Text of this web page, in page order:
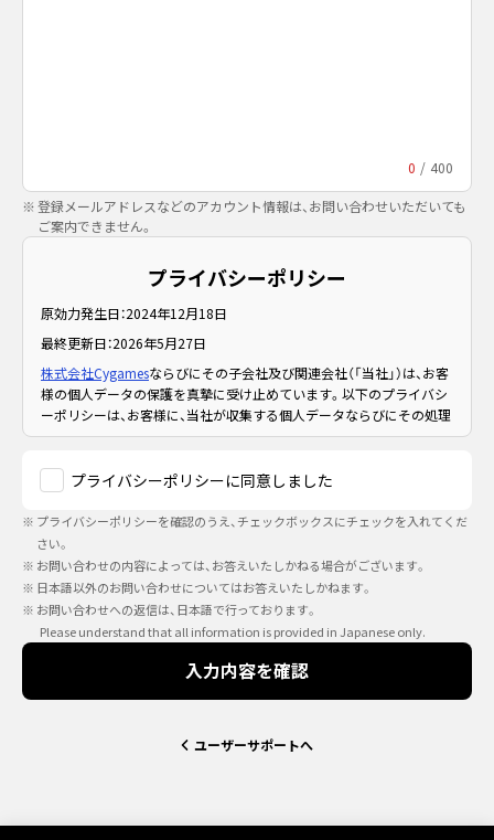
0 / 400
登録メールアドレスなどのアカウント情報は、お問い合わせいただいても
ご案内できません。
プライバシーポリシー
原効力発生日：2024年12月18日
最終更新日：2026年5月27日
株式会社Cygamesならびにその子会社及び関連会社（「当社」）は、お客
様の個人データの保護を真摯に受け止めています。以下のプライバシ
ーポリシーは、お客様に、当社が収集する個人データならびにその処理
及び利用方法についての情報を提供します。
本サービスを利用することにより、お客様は本プライバシーポリシー
の条項及び条件ならびに以下に記載される目的のための当社による個
を入念に読んでください。お客様が本プライバシーポリシーの条件及
び条項に同意されない場合、本サービスを利用しないでください。
お客様の個人データの安全な処理を確保するため、当社は、法によって
要求される全ての安全対策を実施しています。
1. 本プライバシーポリシーの範囲
プライバシーポリシーに同意しました
プライバシーポリシーを確認のうえ、チェックボックスにチェックを入れてくだ
さい。
お問い合わせの内容によっては、お答えいたしかねる場合がございます。
日本語以外のお問い合わせについてはお答えいたしかねます。
お問い合わせへの返信は、日本語で行っております。
Please understand that all information is provided in Japanese only.
入力内容を確認
ユーザーサポートへ